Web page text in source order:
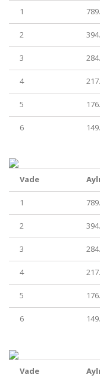
1
2
3
4
5
6
Vade
1
2
3
4
5
6
Vade